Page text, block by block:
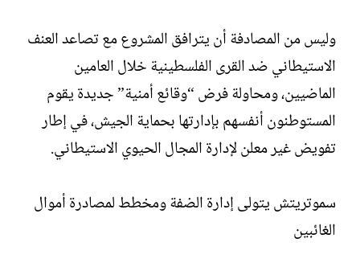
وليس من المصادفة أن يترافق المشروع مع تصاعد العنف
الاستيطاني ضد القرى الفلسطينية خلال العامين
الماضيين، ومحاولة فرض “وقائع أمنية” جديدة يقوم
المستوطنون أنفسهم بإدارتها بحماية الجيش، في إطار
تفويض غير معلن لإدارة المجال الحيوي الاستيطاني.
سموتريتش يتولى إدارة الضفة ومخطط لمصادرة أموال
الغائبين